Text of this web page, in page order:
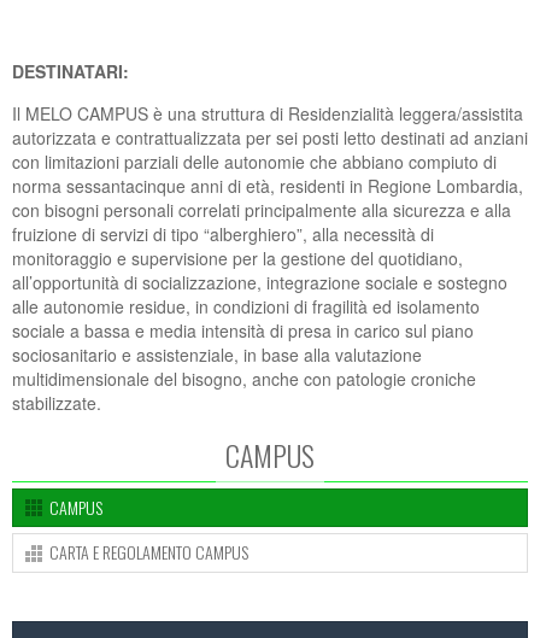
DESTINATARI:
Il MELO CAMPUS è una struttura di Residenzialità leggera/assistita
autorizzata e contrattualizzata per sei posti letto destinati ad anziani
con limitazioni parziali delle autonomie che abbiano compiuto di
norma sessantacinque anni di età, residenti in Regione Lombardia,
con bisogni personali correlati principalmente alla sicurezza e alla
fruizione di servizi di tipo “alberghiero”, alla necessità di
monitoraggio e supervisione per la gestione del quotidiano,
all’opportunità di socializzazione, integrazione sociale e sostegno
alle autonomie residue, in condizioni di fragilità ed isolamento
sociale a bassa e media intensità di presa in carico sul piano
sociosanitario e assistenziale, in base alla valutazione
multidimensionale del bisogno, anche con patologie croniche
stabilizzate.
CAMPUS
CAMPUS
CARTA E REGOLAMENTO CAMPUS